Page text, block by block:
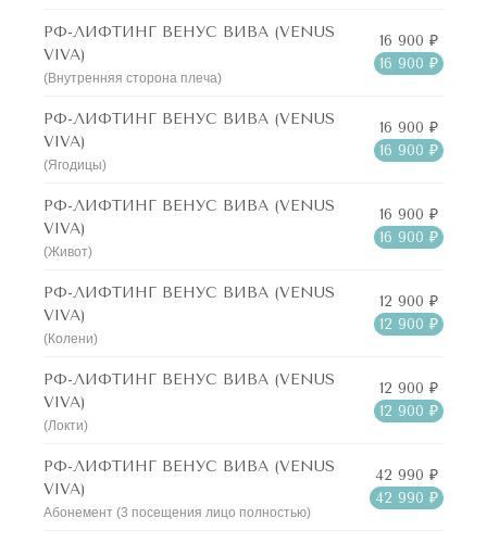
РФ-ЛИФТИНГ ВЕНУС ВИВА (VENUS
VIVA)
(Внутренняя сторона плеча)
16 900 ₽
16 900 ₽
РФ-ЛИФТИНГ ВЕНУС ВИВА (VENUS
VIVA)
(Ягодицы)
16 900 ₽
16 900 ₽
РФ-ЛИФТИНГ ВЕНУС ВИВА (VENUS
VIVA)
(Живот)
16 900 ₽
16 900 ₽
РФ-ЛИФТИНГ ВЕНУС ВИВА (VENUS
VIVA)
(Колени)
12 900 ₽
12 900 ₽
РФ-ЛИФТИНГ ВЕНУС ВИВА (VENUS
VIVA)
(Локти)
12 900 ₽
12 900 ₽
РФ-ЛИФТИНГ ВЕНУС ВИВА (VENUS
VIVA)
Абонемент (3 посещения лицо полностью)
42 990 ₽
42 990 ₽